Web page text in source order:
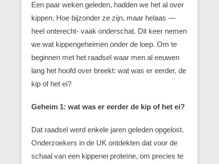
Een paar weken geleden, hadden we het al over
kippen. Hoe bijzonder ze zijn, maar helaas —
heel onterecht- vaak onderschat. Dit keer nemen
we wat kippengeheimen onder de loep. Om te
beginnen met het raadsel waar men al eeuwen
lang het hoofd over breekt: wat was er eerder, de
kip of het ei?
Geheim 1: wat was er eerder de kip of het ei?
Dat raadsel werd enkele jaren geleden opgelost.
Onderzoekers in de UK ontdekten dat voor de
schaal van een kippenei proteïne, om precies te